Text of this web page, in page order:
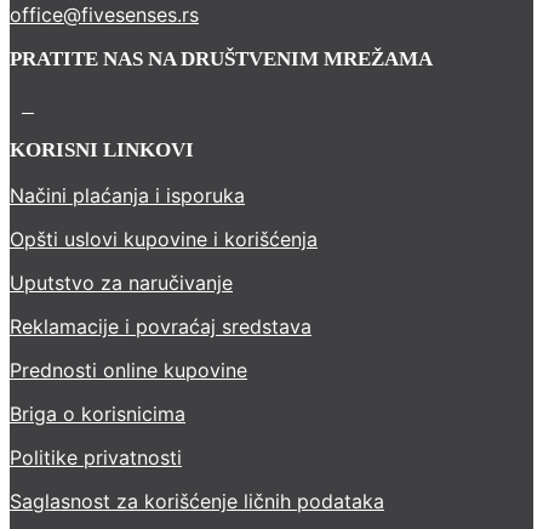
office@fivesenses.rs
PRATITE NAS NA DRUŠTVENIM MREŽAMA
KORISNI LINKOVI
Načini plaćanja i isporuka
Opšti uslovi kupovine i korišćenja
Uputstvo za naručivanje
Reklamacije i povraćaj sredstava
Prednosti online kupovine
Briga o korisnicima
Politike privatnosti
Saglasnost za korišćenje ličnih podataka